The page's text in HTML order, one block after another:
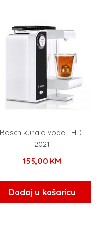
Bosch kuhalo vode THD-
2021
155,00 KM
Dodaj u košaricu